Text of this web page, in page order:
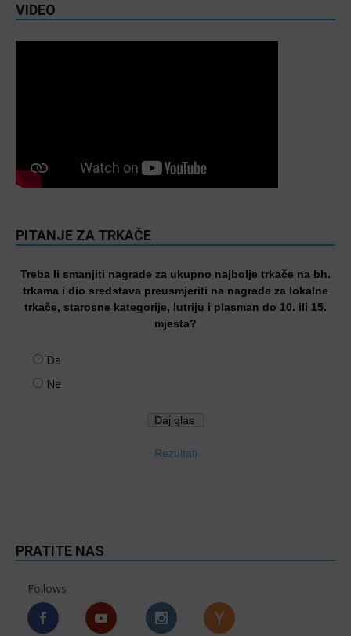
VIDEO
PITANJE ZA TRKAČE
Treba li smanjiti nagrade za ukupno najbolje trkače na bh.
trkama i dio sredstava preusmjeriti na nagrade za lokalne
trkače, starosne kategorije, lutriju i plasman do 10. ili 15.
mjesta?
Da
Ne
Rezultati
PRATITE NAS
Follows